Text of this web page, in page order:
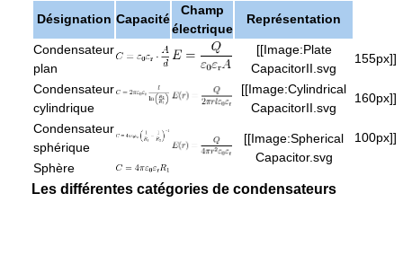
Désignation Capacité
Champ
électrique
Représentation
Condensateur
plan
[[Image:Plate
CapacitorII.svg
155px]]
Condensateur
cylindrique
[[Image:Cylindrical
CapacitorII.svg
160px]]
Condensateur
sphérique
[[Image:Spherical
Capacitor.svg
100px]]
Sphère
Les différentes catégories de condensateurs